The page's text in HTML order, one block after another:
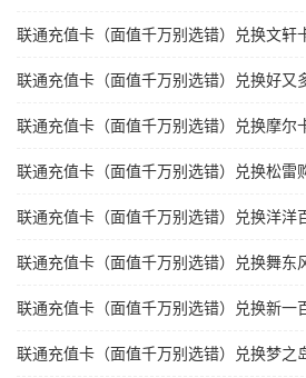
联通充值卡（面值千万别选错）兑换文轩
联通充值卡（面值千万别选错）兑换好又
联通充值卡（面值千万别选错）兑换摩尔
联通充值卡（面值千万别选错）兑换松雷
联通充值卡（面值千万别选错）兑换洋洋
联通充值卡（面值千万别选错）兑换舞东
联通充值卡（面值千万别选错）兑换新一
联通充值卡（面值千万别选错）兑换梦之